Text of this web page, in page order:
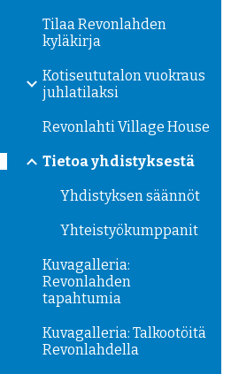
Tilaa Revonlahden
kyläkirja
Kotiseututalon vuokraus
juhlatilaksi
Revonlahti Village House
Tietoa yhdistyksestä
Yhdistyksen säännöt
Yhteistyökumppanit
Kuvagalleria:
Revonlahden
tapahtumia
Kuvagalleria: Talkootöitä
Revonlahdella